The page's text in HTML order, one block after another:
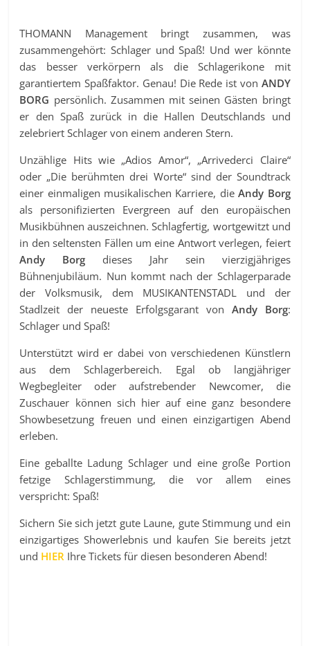
THOMANN Management bringt zusammen, was
zusammengehört: Schlager und Spaß! Und wer könnte
das besser verkörpern als die Schlagerikone mit
garantiertem Spaßfaktor. Genau! Die Rede ist von ANDY
BORG persönlich. Zusammen mit seinen Gästen bringt
er den Spaß zurück in die Hallen Deutschlands und
zelebriert Schlager von einem anderen Stern.
Unzählige Hits wie „Adios Amor“, „Arrivederci Claire“
oder „Die berühmten drei Worte“ sind der Soundtrack
einer einmaligen musikalischen Karriere, dieAndy Borg
als personifizierten Evergreen auf den europäischen
Musikbühnen auszeichnen. Schlagfertig, wortgewitzt und
in den seltensten Fällen um eine Antwort verlegen, feiert
Andy Borg dieses Jahr sein vierzigjähriges
Bühnenjubiläum. Nun kommt nach der Schlagerparade
der Volksmusik, dem MUSIKANTENSTADL und der
Stadlzeit der neueste Erfolgsgarant von Andy Borg:
Schlager und Spaß!
Unterstützt wird er dabei von verschiedenen Künstlern
aus dem Schlagerbereich. Egal ob langjähriger
Wegbegleiter oder aufstrebender Newcomer, die
Zuschauer können sich hier auf eine ganz besondere
Showbesetzung freuen und einen einzigartigen Abend
erleben.
Eine geballte Ladung Schlager und eine große Portion
fetzige Schlagerstimmung, die vor allem eines
verspricht: Spaß!
Sichern Sie sich jetzt gute Laune, gute Stimmung und ein
einzigartiges Showerlebnis und kaufen Sie bereits jetzt
und HIER Ihre Tickets für diesen besonderen Abend!